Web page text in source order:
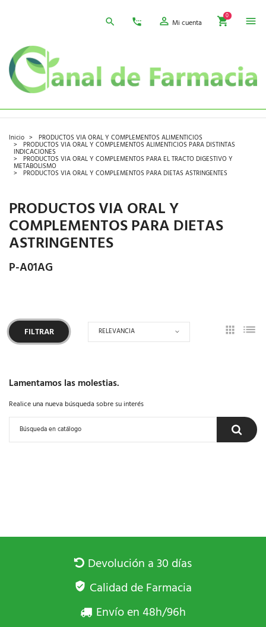
Mi cuenta
0
Inicio PRODUCTOS VIA ORAL Y COMPLEMENTOS ALIMENTICIOS
PRODUCTOS VIA ORAL Y COMPLEMENTOS ALIMENTICIOS PARA DISTINTAS
INDICACIONES
PRODUCTOS VIA ORAL Y COMPLEMENTOS PARA EL TRACTO DIGESTIVO Y
METABOLISMO
PRODUCTOS VIA ORAL Y COMPLEMENTOS PARA DIETAS ASTRINGENTES
PRODUCTOS VIA ORAL Y
COMPLEMENTOS PARA DIETAS
ASTRINGENTES
P-A01AG
FILTRAR RELEVANCIA
Lamentamos las molestias.
Realice una nueva búsqueda sobre su interés
Devolución a 30 días
Calidad de Farmacia
Envío en 48h/96h